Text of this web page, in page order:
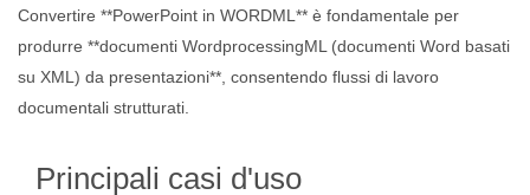
Convertire **PowerPoint in WORDML** è fondamentale per
produrre **documenti WordprocessingML (documenti Word basati
su XML) da presentazioni**, consentendo flussi di lavoro
documentali strutturati.
Principali casi d'uso